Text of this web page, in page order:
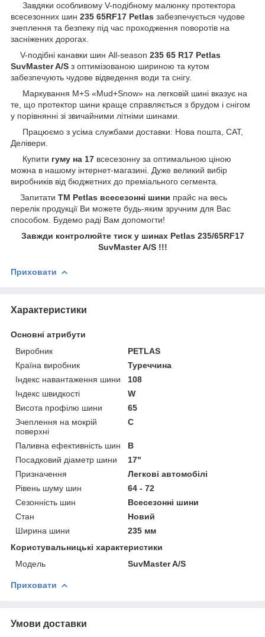
Завдяки особливому V-подібному малюнку протектора
всесезонних шин 235 65RF17 Petlas забезпечується чудове
зчеплення та безпеку під час проходження поворотів на
засніжених дорогах.
V-подібні канавки шин All-season 235 65 R17 Petlas
SuvMaster A/S з оптимізованою шириною та кутом
забезпечують чудове відведення води та снігу.
Маркування M+S «Mud+Snow» на легковій шині вказує на
те, що протектор шини краще справляється з брудом і снігом
у порівнянні зі звичайними літніми шинами.
Працюємо з усіма службами доставки: Нова пошта, САТ,
Делівери.
Купити гуму на 17 всесезонну за оптимальною ціною
можна в нашому інтернет-магазині. Дуже великий вибір
виробників від бюджетних до преміального сегмента.
Запитати ТМ Petlas всесезонні шини прайс на весь
перелік продукції Ви можете будь-яким зручним для Вас
способом
Будемо раді Вам допомогти!
Завжди контролюйте тиск у шинах Petlas 235/65RF17
SuvMaster A/S !!!
Приховати
Характеристики
Основні атрибути
Виробник
PETLAS
Країна виробник
Туреччина
Індекс навантаження шини
108
Індекс швидкості
W
Висота профілю шини
65
Зчеплення на мокрій
поверхні
C
Паливна ефективність шин
B
Посадковий діаметр шини
17"
Призначення
Легкові автомобілі
Рівень шуму шин
64 - 72
Сезонність шин
Всесезонні шини
Стан
Новий
Ширина шини
235 мм
Користувальницькі характеристики
Мoдель
SuvMaster A/S
Приховати
Умови доставки